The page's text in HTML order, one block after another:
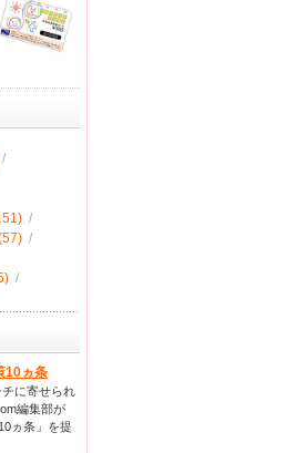
/
/
/
10ヵ条
に寄せられ
編集部が
ヵ条」を提